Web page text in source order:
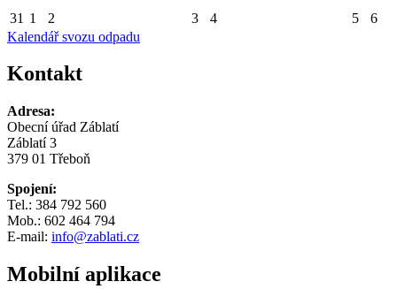
31 1 2 3 4 5
6
Kalendář svozu odpadu
Kontakt
Adresa:
Obecní úřad Záblatí
Záblatí 3
379 01 Třeboň
Spojení:
Tel.: 384 792 560
Mob.: 602 464 794
E-mail: info@zablati.cz
Mobilní aplikace